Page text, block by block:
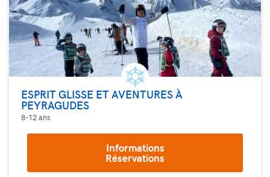
ESPRIT GLISSE ET AVENTURES À
PEYRAGUDES
8-12 ans
Informations
Réservations